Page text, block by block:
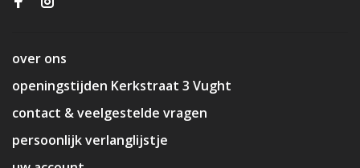
over ons
openingstijden Kerkstraat 3 Vught
contact & veelgestelde vragen
persoonlijk verlanglijstje